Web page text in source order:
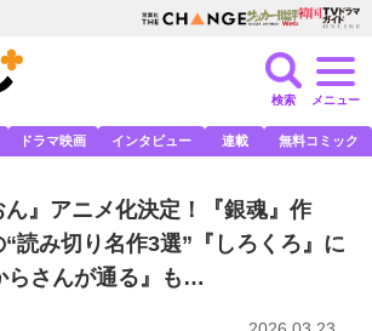
検索 メニュー
ドラマ映画 インタビュー 連載 無料コミック
ん』アニメ化決定！『銀魂』作
読み切り名作3選”『しろくろ』に
らさんが通る』も…